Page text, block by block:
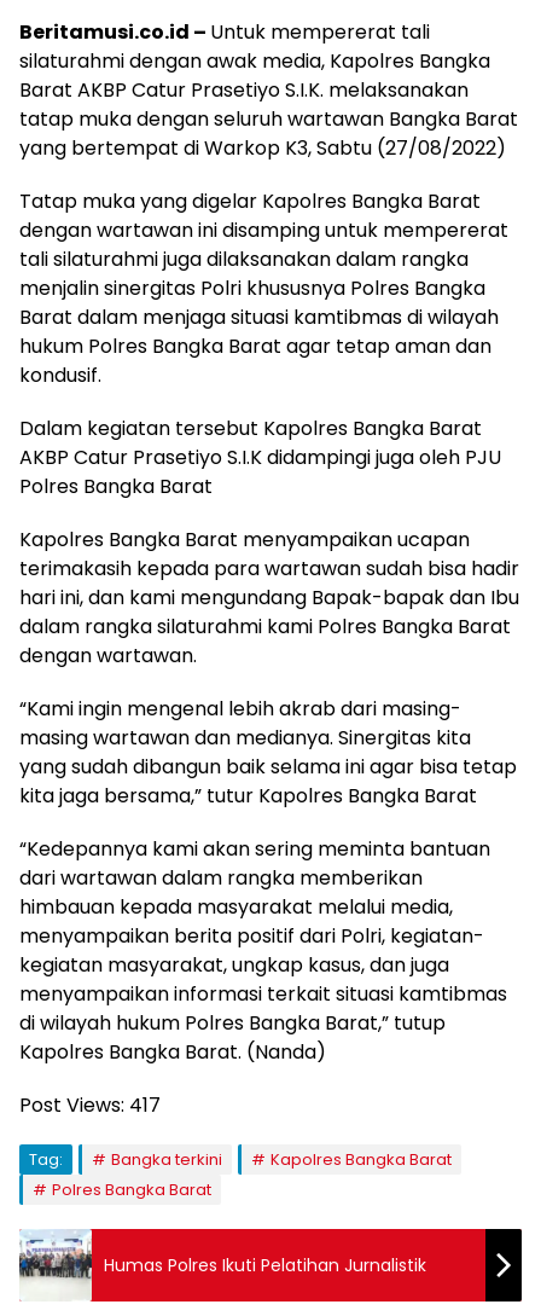
Beritamusi.co.id – Untuk mempererat tali
silaturahmi dengan awak media, Kapolres Bangka
Barat AKBP Catur Prasetiyo S.I.K. melaksanakan
tatap muka dengan seluruh wartawan Bangka Barat
yang bertempat di Warkop K3, Sabtu (27/08/2022)
Tatap muka yang digelar Kapolres Bangka Barat
dengan wartawan ini disamping untuk mempererat
tali silaturahmi juga dilaksanakan dalam rangka
menjalin sinergitas Polri khususnya Polres Bangka
Barat dalam menjaga situasi kamtibmas di wilayah
hukum Polres Bangka Barat agar tetap aman dan
kondusif.
Dalam kegiatan tersebut Kapolres Bangka Barat
AKBP Catur Prasetiyo S.I.K didampingi juga oleh PJU
Polres Bangka Barat
Kapolres Bangka Barat menyampaikan ucapan
terimakasih kepada para wartawan sudah bisa hadir
hari ini, dan kami mengundang Bapak-bapak dan Ibu
dalam rangka silaturahmi kami Polres Bangka Barat
dengan wartawan.
“Kami ingin mengenal lebih akrab dari masing-
masing wartawan dan medianya. Sinergitas kita
yang sudah dibangun baik selama ini agar bisa tetap
kita jaga bersama,” tutur Kapolres Bangka Barat
“Kedepannya kami akan sering meminta bantuan
dari wartawan dalam rangka memberikan
himbauan kepada masyarakat melalui media,
menyampaikan berita positif dari Polri, kegiatan-
kegiatan masyarakat, ungkap kasus, dan juga
menyampaikan informasi terkait situasi kamtibmas
di wilayah hukum Polres Bangka Barat,” tutup
Kapolres Bangka Barat. (Nanda)
Post Views: 417
Tag: Bangka terkini
Kapolres Bangka Barat
Polres Bangka Barat
Humas Polres Ikuti Pelatihan Jurnalistik